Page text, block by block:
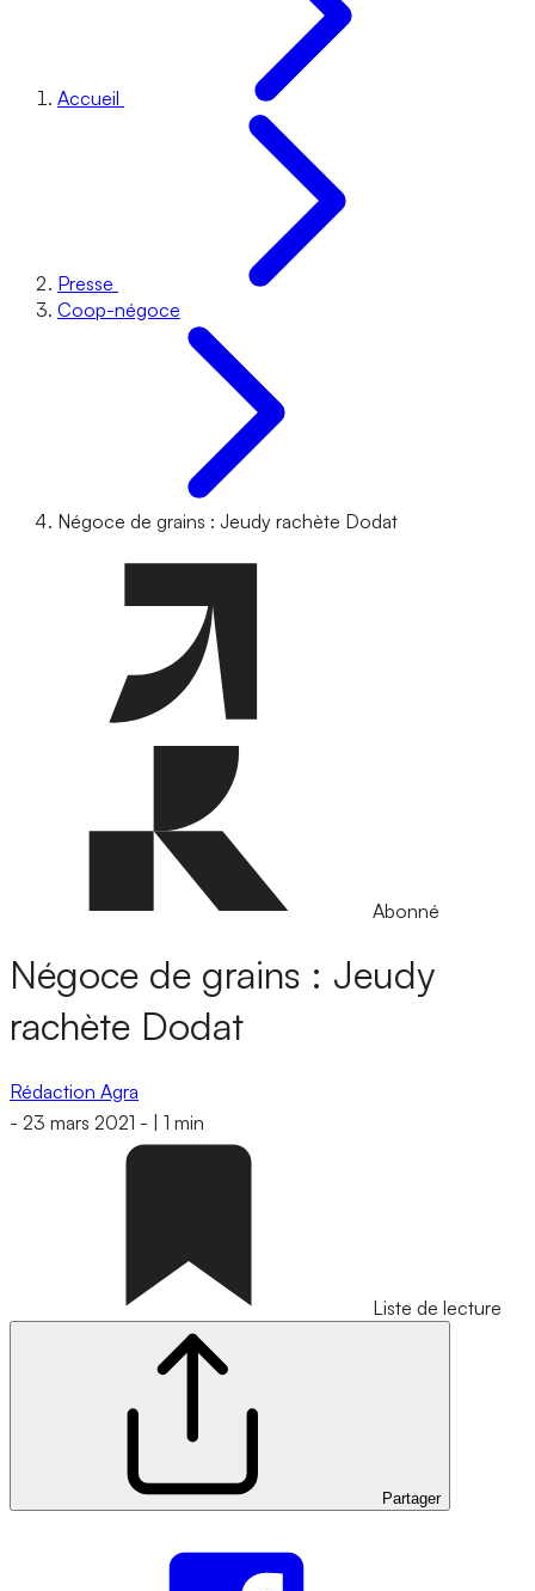
Accueil
Presse
Coop-négoce
Négoce de grains : Jeudy rachète Dodat
Abonné
Négoce de grains : Jeudy
rachète Dodat
Rédaction Agra
- 23 mars 2021 - 1 min
Liste de lecture
Partager